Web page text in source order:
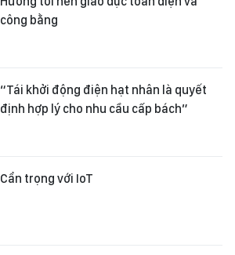
công bằng
“Tái khởi động điện hạt nhân là quyết
định hợp lý cho nhu cầu cấp bách”
Cẩn trọng với IoT